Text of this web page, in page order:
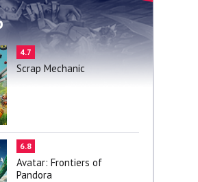
4.7
Scrap Mechanic
6.8
Avatar: Frontiers of
Pandora